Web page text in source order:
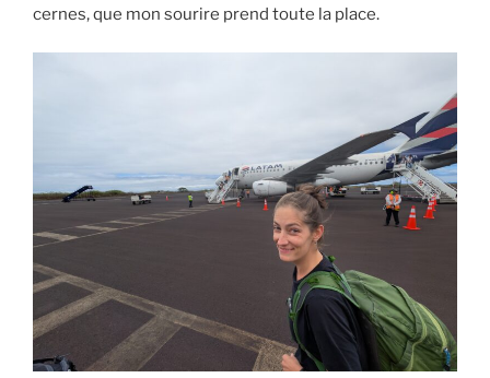
cernes, que mon sourire prend toute la place.